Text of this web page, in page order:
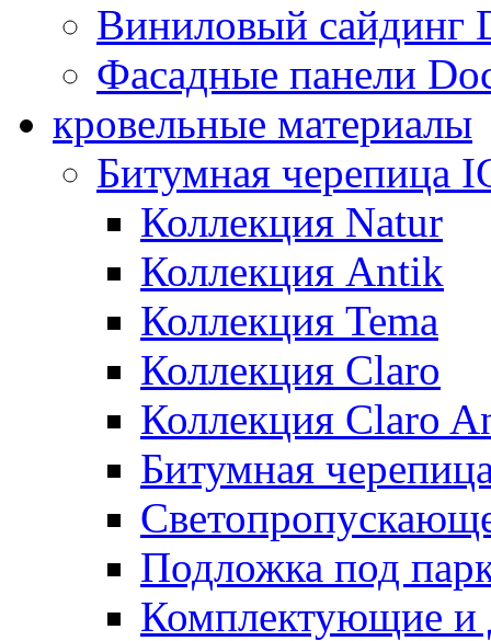
Виниловый сайдинг
Фасадные панели
кровельные материалы
Битумная черепица
Коллекция Natur
Коллекция Antik
Коллекция Tema
Коллекция Claro
Коллекция Claro
Битумная
Подложка под
Комплектующие и